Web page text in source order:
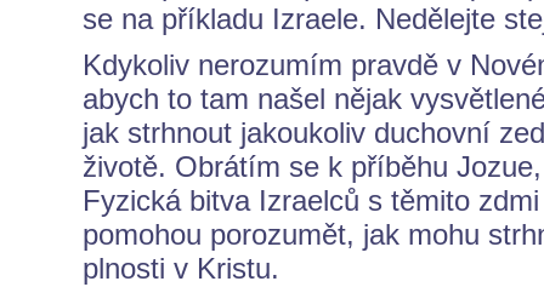
se na příkladu Izraele. Nedělejte
Kdykoliv nerozumím pravdě v
abych to tam našel nějak
jak strhnout jakoukoliv duchovní
životě. Obrátím se k příběhu
Fyzická bitva Izraelců s těmito
pomohou porozumět, jak mohu
plnosti v Kristu.